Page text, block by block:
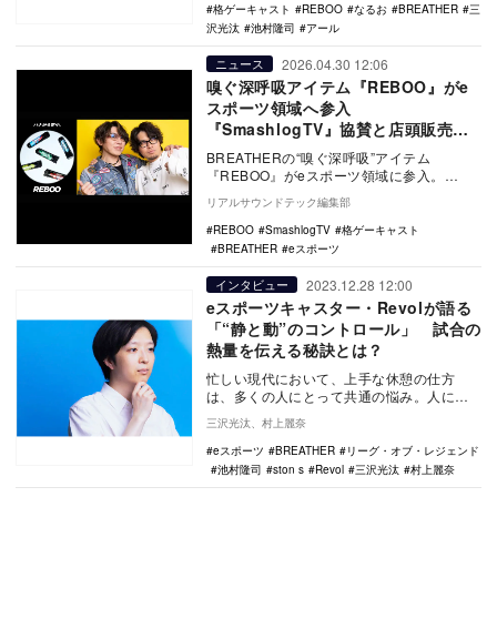
格ゲーキャスト
REBOO なるお BREATHER
三
沢光汰
池村隆司 アール
ニュース 2026.04.30 12:06
嗅ぐ深呼吸アイテム『REBOO』がe
スポーツ領域へ参入
『SmashlogTV』協賛と店頭販売を
実施
BREATHERの“嗅ぐ深呼吸”アイテム
『REBOO』がeスポーツ領域に参入。
YouTube番組『SmashlogTV 格ゲーキ…
リアルサウンドテック編集部
REBOO
SmashlogTV
格ゲーキャスト
BREATHER
eスポーツ
インタビュー 2023.12.28 12:00
eスポーツキャスター・Revolが語る
「“静と動”のコントロール」 試合の
熱量を伝える秘訣とは？
忙しい現代において、上手な休憩の仕方
は、多くの人にとって共通の悩み。人によ
ードリンクなどの…
三沢光汰、村上麗奈
eスポーツ
BREATHER
リーグ・オブ・レジェンド
池村隆司
ston s Revol 三沢光汰 村上麗奈